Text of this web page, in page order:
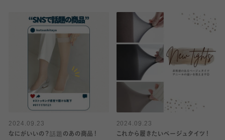
2024.09.23
なにがいいの？話題のあの商品！
2024.09.23
これから履きたいベージュタイツ！